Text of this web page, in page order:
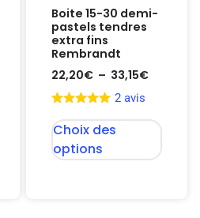
Boite 15-30 demi-
pastels tendres
extra fins
Rembrandt
22,20€ – 33,15€
2 avis
Choix des
options